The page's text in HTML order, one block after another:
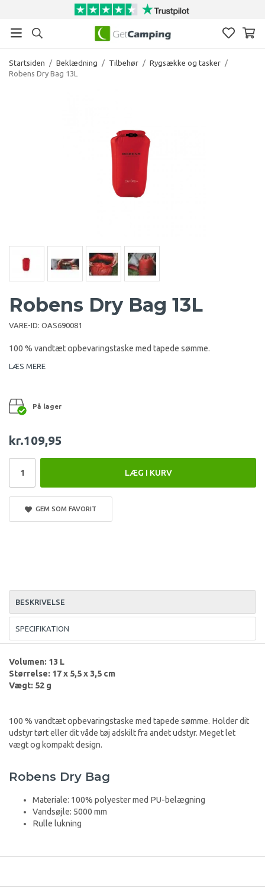
Startsiden / Beklædning / Tilbehør / Rygsække og tasker /
Robens Dry Bag 13L
Robens Dry Bag 13L
VARE-ID: OAS690081
100 % vandtæt opbevaringstaske med tapede sømme.
LÆS MERE
På lager
kr.109,95
LÆG I KURV
GEM SOM FAVORIT
BESKRIVELSE
SPECIFIKATION
Volumen: 13 L
Størrelse: 17 x 5,5 x 3,5 cm
Vægt: 52 g
100 % vandtæt opbevaringstaske med tapede sømme. Holder dit
udstyr tørt eller dit våde tøj adskilt fra andet udstyr. Meget let
vægt og kompakt design.
Robens Dry Bag
Materiale: 100% polyester med PU-belægning
Vandsøjle: 5000 mm
Rulle lukning